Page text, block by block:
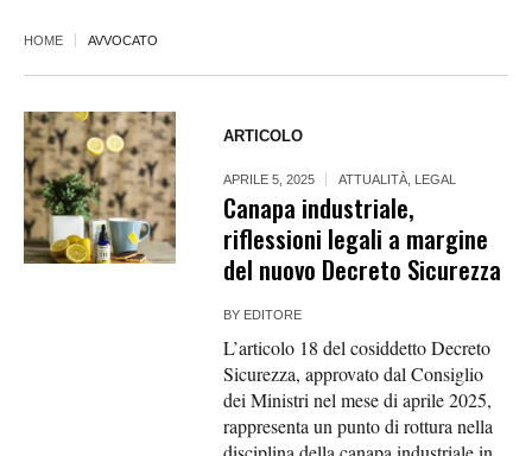
HOME AVVOCATO
ARTICOLO
APRILE 5, 2025 ATTUALITÀ LEGAL
Canapa industriale,
riflessioni legali a margine
del nuovo Decreto Sicurezza
BY EDITORE
L’articolo 18 del cosiddetto Decreto
Sicurezza, approvato dal Consiglio
dei Ministri nel mese di aprile 2025,
rappresenta un punto di rottura nella